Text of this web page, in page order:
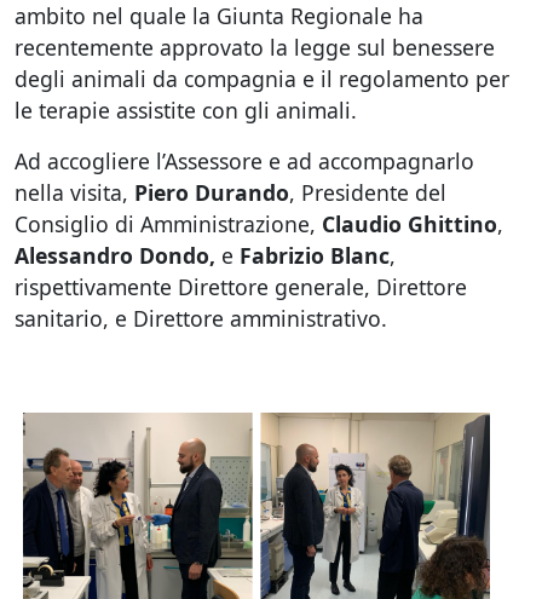
ambito nel quale la Giunta Regionale ha
recentemente approvato la legge sul benessere
degli animali da compagnia e il regolamento per
le terapie assistite con gli animali.
Ad accogliere l’Assessore e ad accompagnarlo
nella visita, Piero Durando, Presidente del
Consiglio di Amministrazione, Claudio Ghittino,
Alessandro Dondo, e Fabrizio Blanc,
rispettivamente Direttore generale, Direttore
sanitario, e Direttore amministrativo.